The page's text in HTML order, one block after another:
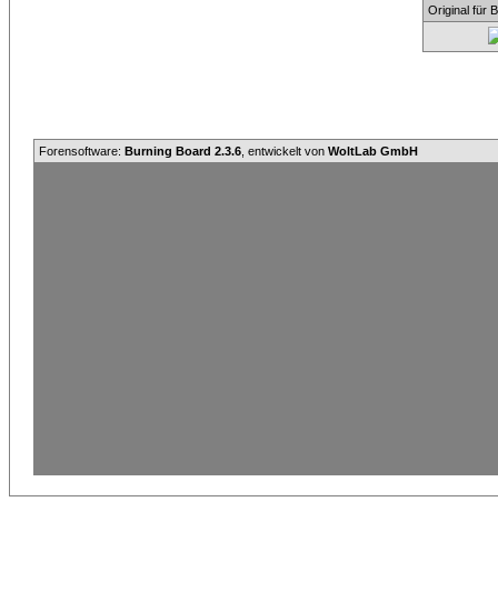
Original für
Forensoftware: Burning Board 2.3.6 , entwickelt von WoltLab GmbH